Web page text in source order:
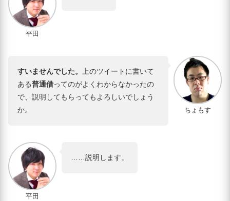
平田
ちょもす
すいませんでした。
上のツイートに書いて
ある普通借ってのがよくわからなかったの
で、説明してもらってもよろしいでしょう
か。
平田
……説明します。